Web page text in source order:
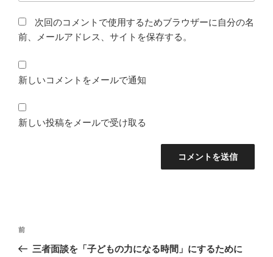
次回のコメントで使用するためブラウザーに自分の名
前、メールアドレス、サイトを保存する。
新しいコメントをメールで通知
新しい投稿をメールで受け取る
投
前
の
前
三者面談を「子どもの力になる時間」にするために